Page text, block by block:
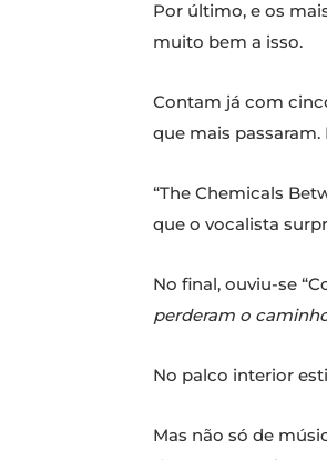
Por último, e os
muito bem a isso.
Contam já com
que mais
“The Chemicals
que o vocalista
No final, ouviu-se
perderam o
No palco interior
Mas não só de